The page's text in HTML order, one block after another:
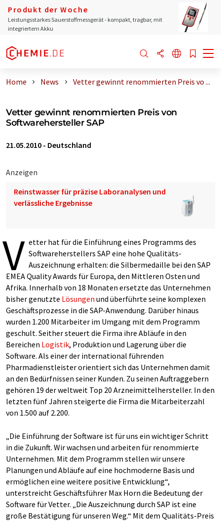
Produkt der Woche
Leistungsstarkes Sauerstoffmessgerät - kompakt, tragbar, mit
integriertem Akku
Home News Vetter gewinnt renommierten Preis vo ...
Vetter gewinnt renommierten Preis von
Softwarehersteller SAP
21.05.2010 - Deutschland
Anzeigen
Reinstwasser für präzise Laboranalysen und
verlässliche Ergebnisse
V etter hat für die Einführung eines Programms des
Softwareherstellers SAP eine hohe Qualitäts-
Auszeichnung erhalten: die Silbermedaille bei den SAP
EMEA Quality Awards für Europa, den Mittleren Osten und
Afrika. Innerhalb von 18 Monaten ersetzte das Unternehmen
bisher genutzte Lösungen und überführte seine komplexen
Geschäftsprozesse in die SAP-Anwendung. Darüber hinaus
wurden 1.200 Mitarbeiter im Umgang mit dem Programm
geschult. Seither steuert die Firma ihre Abläufe in den
Bereichen Logistik, Produktion und Lagerung über die
Software. Als einer der international führenden
Pharmadienstleister orientiert sich das Unternehmen damit
an den Bedürfnissen seiner Kunden. Zu seinen Auftraggebern
gehören 19 der weltweit Top 20 Arzneimittelhersteller. In den
letzten fünf Jahren steigerte die Firma die Mitarbeiterzahl
von 1.500 auf 2.200.
„Die Einführung der Software ist für uns ein wichtiger Schritt
in die Zukunft. Wir wachsen und arbeiten für renommierte
Unternehmen. Mit dem Programm stellen wir unsere
Planungen und Abläufe auf eine hochmoderne Basis und
ermöglichen eine weitere positive Entwicklung“,
unterstreicht Geschäftsführer Max Horn die Bedeutung der
Software für Vetter. „Die Auszeichnung durch SAP ist eine
große Bestätigung für unseren Weg.“ Mit dem Qualitäts-Preis